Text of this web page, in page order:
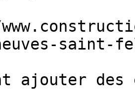
ajouter